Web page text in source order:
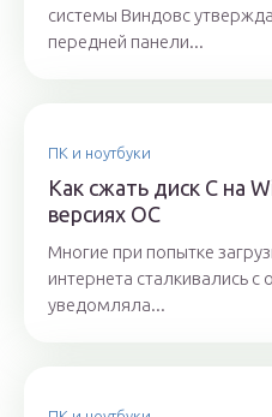
системы Виндовс
передней панели...
ПК и ноутбуки
Как сжать диск C на
версиях ОС
Многие при попытке
интернета сталкивались с
уведомляла...